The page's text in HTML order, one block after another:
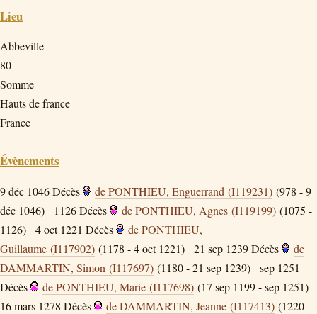
Lieu
Abbeville
80
Somme
Hauts de france
France
Évènements
9 déc 1046Décès de PONTHIEU, Enguerrand (I119231) (978 - 9
déc 1046)
1126Décès de PONTHIEU, Agnes (I119199) (1075 -
1126)
4 oct 1221 Décès
de PONTHIEU,
Guillaume (I117902) (1178 - 4 oct 1221) 21 sep 1239Décès
de
DAMMARTIN, Simon (I117697) (1180 - 21 sep 1239)
sep 1251
Décès
de PONTHIEU, Marie (I117698) (17 sep 1199 - sep 1251)
16 mars 1278 Décès de DAMMARTIN, Jeanne (I117413) (1220 -